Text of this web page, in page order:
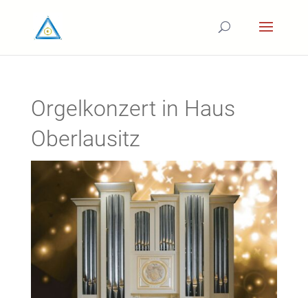
Orgelkonzert in Haus
Oberlausitz